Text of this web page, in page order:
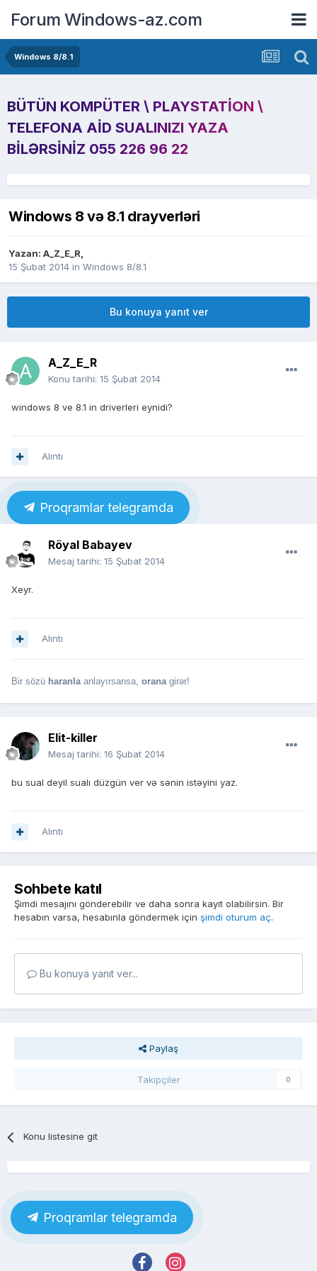
Forum Windows-az.com
Windows 8/8.1
BÜTÜN KOMPÜTER \ PLAYSTATION \
TELEFONA AID SUALINIZI YAZA
BILƏRSINIZ 055 226 96 22
Windows 8 və 8.1 drayverləri
Yazan: A_Z_E_R,
15 Şubat 2014 in Windows 8/8.1
Bu konuya yanıt ver
A_Z_E_R
Konu tarihi: 15 Şubat 2014
windows 8 ve 8.1 in driverleri eynidi?
Alıntı
Proqramlar telegramda
Röyal Babayev
Mesaj tarihi: 15 Şubat 2014
Xeyr.
Alıntı
Bir sözü haranla anlayırsansa, orana girər!
Elit-killer
Mesaj tarihi: 16 Şubat 2014
bu sual deyil sualı düzgün ver və sənin istəyini yaz.
Alıntı
Sohbete katıl
Şimdi mesajını gönderebilir ve daha sonra kayıt olabilirsin. Bir
hesabın varsa, hesabınla göndermek için şimdi oturum aç.
Bu konuya yanıt ver...
Paylaş
Takipçiler 0
Konu listesine git
Proqramlar telegramda